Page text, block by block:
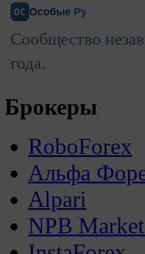
ОС Особые Ру
Сообщество
года.
Брокеры
RoboForex
Альфа
Alpari
NPB